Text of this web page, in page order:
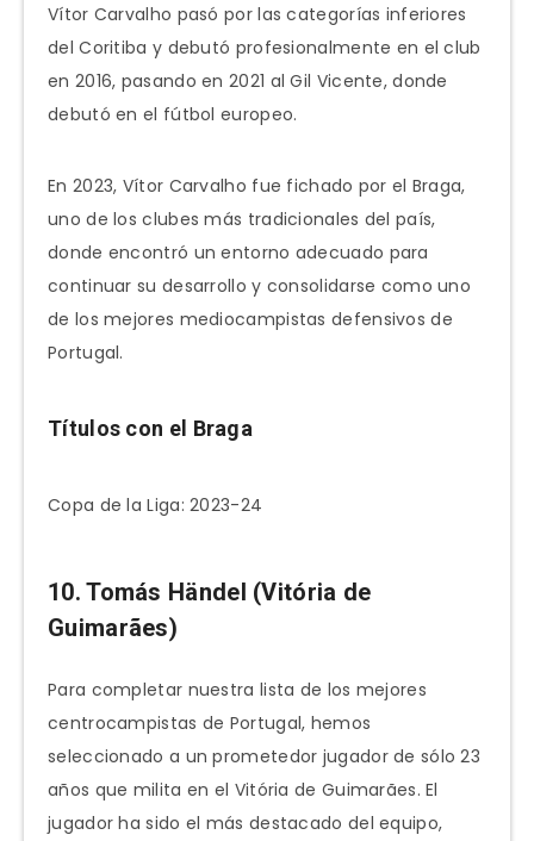
Vítor Carvalho pasó por las categorías inferiores
del Coritiba y debutó profesionalmente en el club
en 2016, pasando en 2021 al Gil Vicente, donde
debutó en el fútbol europeo.
En 2023, Vítor Carvalho fue fichado por el Braga,
uno de los clubes más tradicionales del país,
donde encontró un entorno adecuado para
continuar su desarrollo y consolidarse como uno
de los mejores mediocampistas defensivos de
Portugal.
Títulos con el Braga
Copa de la Liga: 2023-24
10. Tomás Händel (Vitória de
Guimarães)
Para completar nuestra lista de los mejores
centrocampistas de Portugal, hemos
seleccionado a un prometedor jugador de sólo 23
años que milita en el Vitória de Guimarães. El
jugador ha sido el más destacado del equipo,